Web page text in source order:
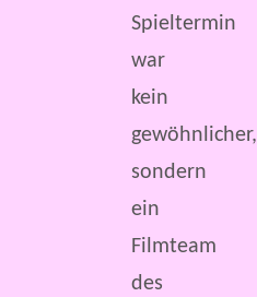
Spieltermin
war
kein
gewöhnlicher,
sondern
ein
Filmteam
des